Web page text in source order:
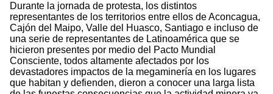
Durante la jornada de protesta, los distintos
representantes de los territorios entre ellos de Aconcagua,
Cajón del Maipo, Valle del Huasco, Santiago e incluso de
una serie de representantes de Latinoamérica que se
hicieron presentes por medio del Pacto Mundial
Consciente, todos altamente afectados por los
devastadores impactos de la megaminería en los lugares
que habitan y defienden, dieron a conocer una larga lista